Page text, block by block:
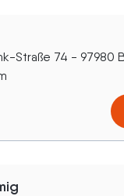
Straße 74 - 97980